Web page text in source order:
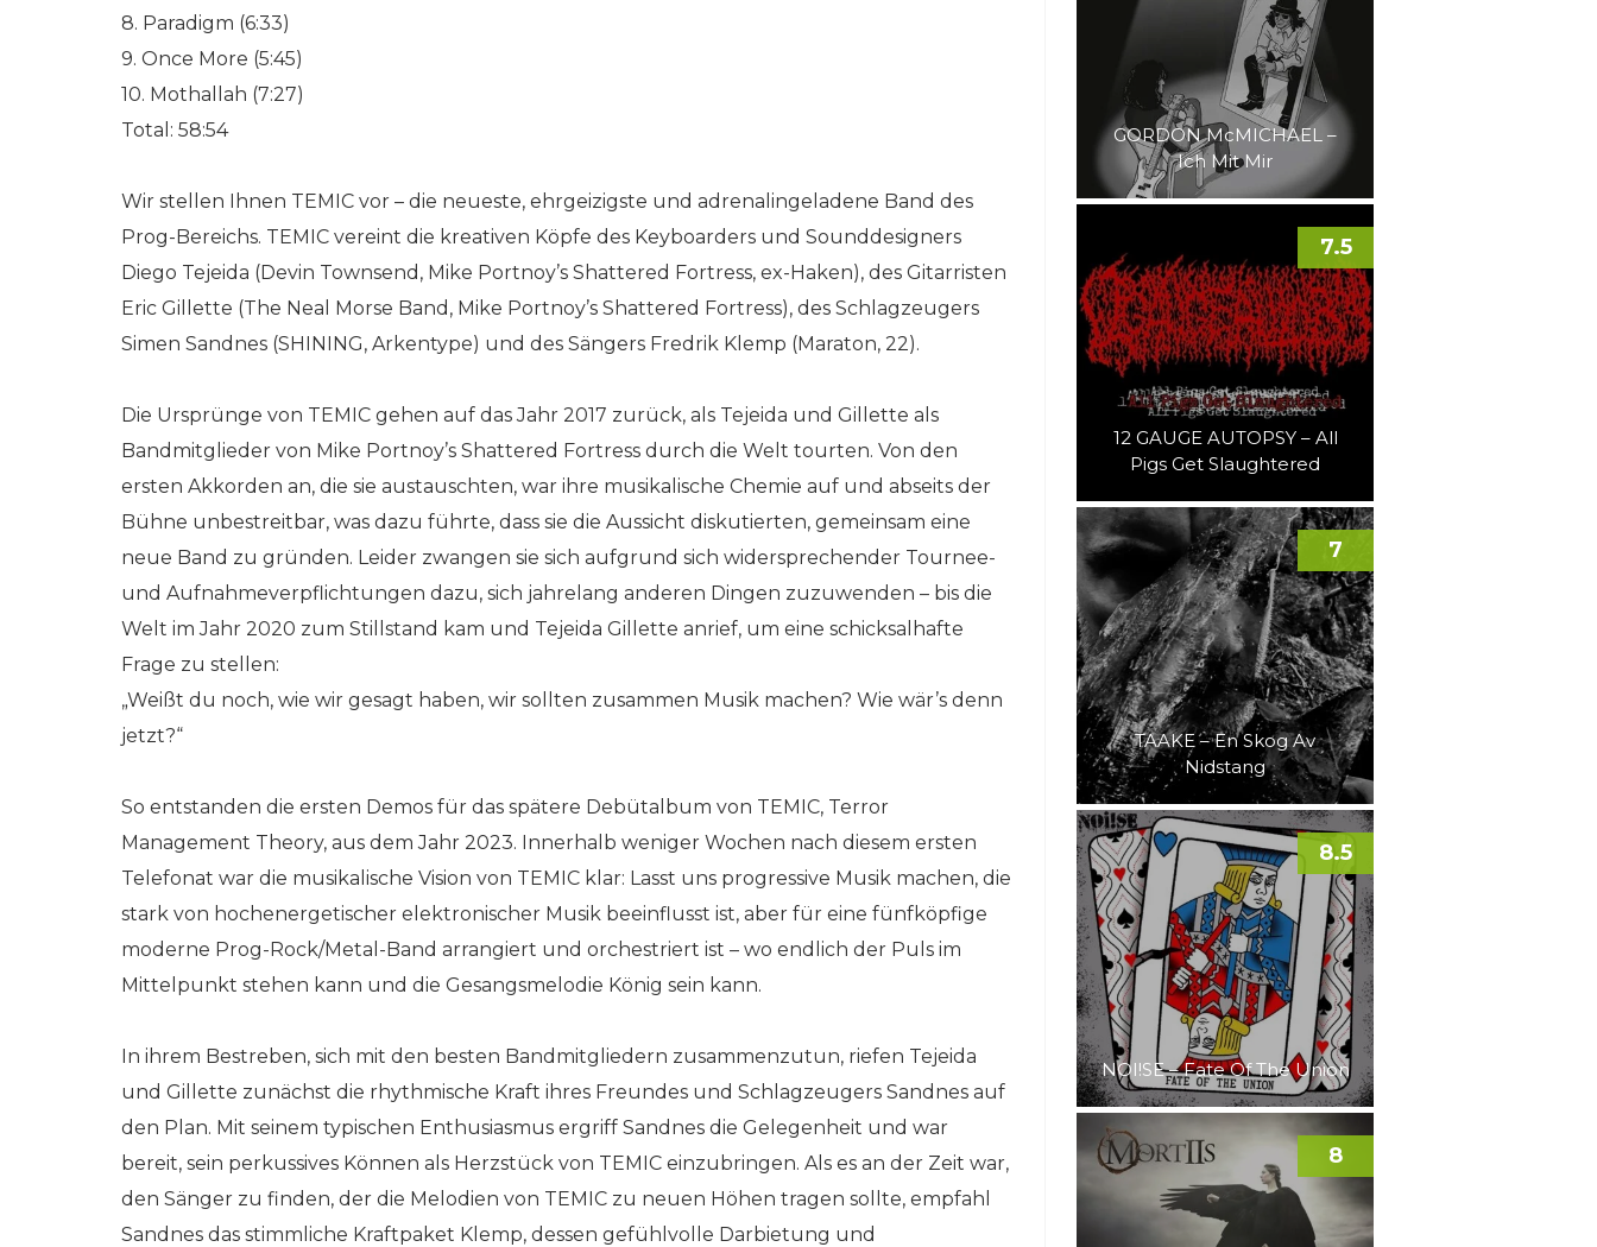
8. Paradigm (6:33)
9. Once More (5:45)
10. Mothallah (7:27)
Total: 58:54
Wir stellen Ihnen TEMIC vor – die neueste, ehrgeizigste und adrenalingeladene Band des
Prog-Bereichs. TEMIC vereint die kreativen Köpfe des Keyboarders und Sounddesigners
Diego Tejeida (Devin Townsend, Mike Portnoy’s Shattered Fortress, ex-Haken), des Gitarristen
Eric Gillette (The Neal Morse Band, Mike Portnoy’s Shattered Fortress), des Schlagzeugers
Simen Sandnes (SHINING, Arkentype) und des Sängers Fredrik Klemp (Maraton, 22).
Die Ursprünge von TEMIC gehen auf das Jahr 2017 zurück, als Tejeida und Gillette als
Bandmitglieder von Mike Portnoy’s Shattered Fortress durch die Welt tourten. Von den
ersten Akkorden an, die sie austauschten, war ihre musikalische Chemie auf und abseits der
Bühne unbestreitbar, was dazu führte, dass sie die Aussicht diskutierten, gemeinsam eine
neue Band zu gründen. Leider zwangen sie sich aufgrund sich widersprechender Tournee-
und Aufnahmeverpflichtungen dazu, sich jahrelang anderen Dingen zuzuwenden – bis die
Welt im Jahr 2020 zum Stillstand kam und Tejeida Gillette anrief, um eine schicksalhafte
Frage zu stellen:
„Weißt du noch, wie wir gesagt haben, wir sollten zusammen Musik machen? Wie wär’s denn
jetzt?“
So entstanden die ersten Demos für das spätere Debütalbum von TEMIC, Terror
Management Theory, aus dem Jahr 2023. Innerhalb weniger Wochen nach diesem ersten
Telefonat war die musikalische Vision von TEMIC klar: Lasst uns progressive Musik machen, die
stark von hochenergetischer elektronischer Musik beeinflusst ist, aber für eine fünfköpfige
moderne Prog-Rock/Metal-Band arrangiert und orchestriert ist – wo endlich der Puls im
Mittelpunkt stehen kann und die Gesangsmelodie König sein kann.
In ihrem Bestreben, sich mit den besten Bandmitgliedern zusammenzutun, riefen Tejeida
und Gillette zunächst die rhythmische Kraft ihres Freundes und Schlagzeugers Sandnes auf
den Plan. Mit seinem typischen Enthusiasmus ergriff Sandnes die Gelegenheit und war
bereit, sein perkussives Können als Herzstück von TEMIC einzubringen. Als es an der Zeit war,
den Sänger zu finden, der die Melodien von TEMIC zu neuen Höhen tragen sollte, empfahl
Sandnes das stimmliche Kraftpaket Klemp, dessen gefühlvolle Darbietung und
GORDON McMICHAEL –
Ich Mit Mir
12 GAUGE AUTOPSY – All
Pigs Get Slaughtered
7.5
TAAKE – En Skog Av
Nidstang
7
NOI!SE – Fate Of The Union
8.5
8